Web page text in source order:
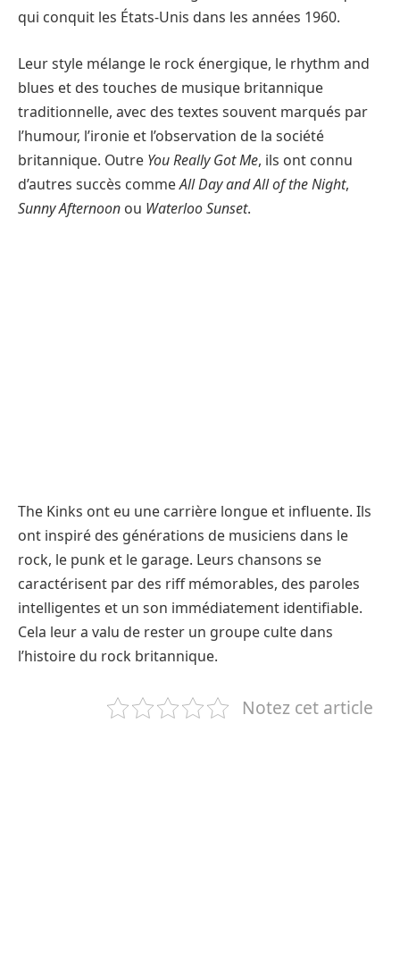
qui conquit les États-Unis dans les années 1960.
Leur style mélange le rock énergique, le rhythm and
blues et des touches de musique britannique
traditionnelle, avec des textes souvent marqués par
l’humour, l’ironie et l’observation de la société
britannique. Outre You Really Got Me, ils ont connu
d’autres succès commeAll Day and All of the Night,
Sunny Afternoon ou Waterloo Sunset.
The Kinks ont eu une carrière longue et influente. Ils
ont inspiré des générations de musiciens dans le
rock, le punk et le garage. Leurs chansons se
caractérisent par des riff mémorables, des paroles
intelligentes et un son immédiatement identifiable.
Cela leur a valu de rester un groupe culte dans
l’histoire du rock britannique.
Notez cet article